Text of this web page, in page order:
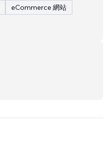
eCommerce 網站